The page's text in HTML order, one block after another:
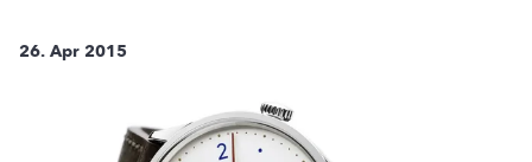
26. Apr 2015